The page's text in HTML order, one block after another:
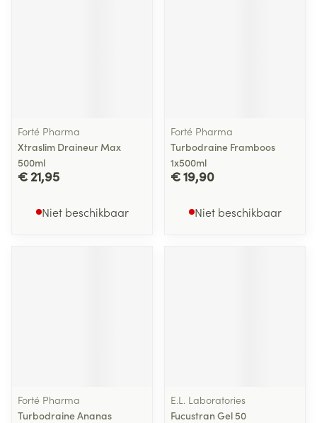
Forté Pharma
Xtraslim Draineur Max
500ml
€ 21,95
Niet beschikbaar
Forté Pharma
Turbodraine Framboos
1x500ml
€ 19,90
Niet beschikbaar
Forté Pharma
Turbodraine Ananas
E.L. Laboratories
Fucustran Gel 50